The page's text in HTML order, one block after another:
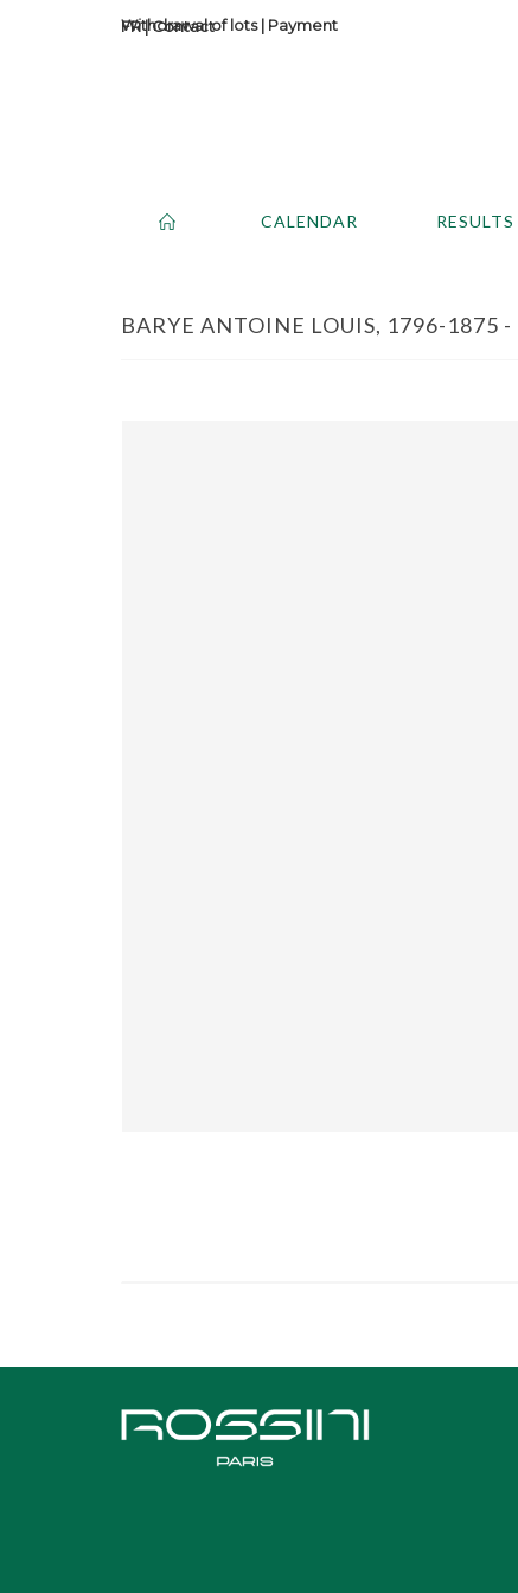
Contact
Withdrawal of lots| Payment
CALENDAR RESULTS
BARYE ANTOINE LOUIS, 1796-1875 -